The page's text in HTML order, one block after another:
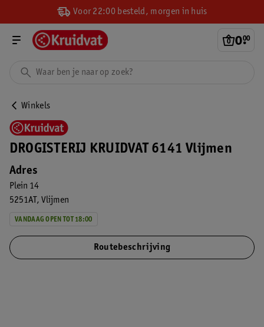
Voor 22:00 besteld, morgen in huis
0.
00
Winkels
DROGISTERIJ KRUIDVAT 6141 Vlijmen
Adres
Plein 14
5251AT
Vlijmen
VANDAAG OPEN TOT 18:00
Routebeschrijving